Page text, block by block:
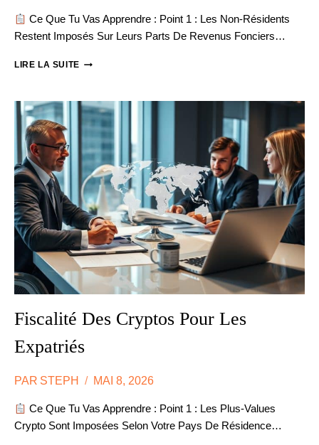
Ce Que Tu Vas Apprendre : Point 1 : Les Non-Résidents
Restent Imposés Sur Leurs Parts De Revenus Fonciers…
LIRE LA SUITESCI
:
CE
QU’IL
FAUT
SAVOIR
Fiscalité Des Cryptos Pour Les
Expatriés
PAR STEPH MAI 8, 2026
Ce Que Tu Vas Apprendre : Point 1 : Les Plus-Values
Crypto Sont Imposées Selon Votre Pays De Résidence…